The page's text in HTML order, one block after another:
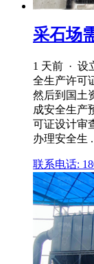
采石场
1 天前 · 设
全生产许可
然后到国土
成安全生产
可证设计审
办理安全生 .
联系电话: